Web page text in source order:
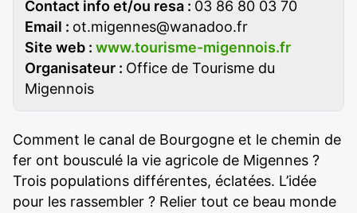
Contact info et/ou resa : 03 86 80 03 70
Email : ot.migennes@wanadoo.fr
Site web : www.tourisme-migennois.fr
Organisateur : Office de Tourisme du
Migennois
Comment le canal de Bourgogne et le chemin de
fer ont bousculé la vie agricole de Migennes ?
Trois populations différentes, éclatées. L’idée
pour les rassembler ? Relier tout ce beau monde